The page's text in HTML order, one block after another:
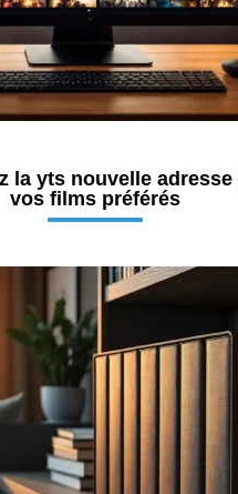
la yts nouvelle
vos films préférés